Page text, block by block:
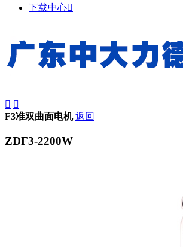
下载中心
 
F3准双曲面电机 返回
ZDF3-2200W